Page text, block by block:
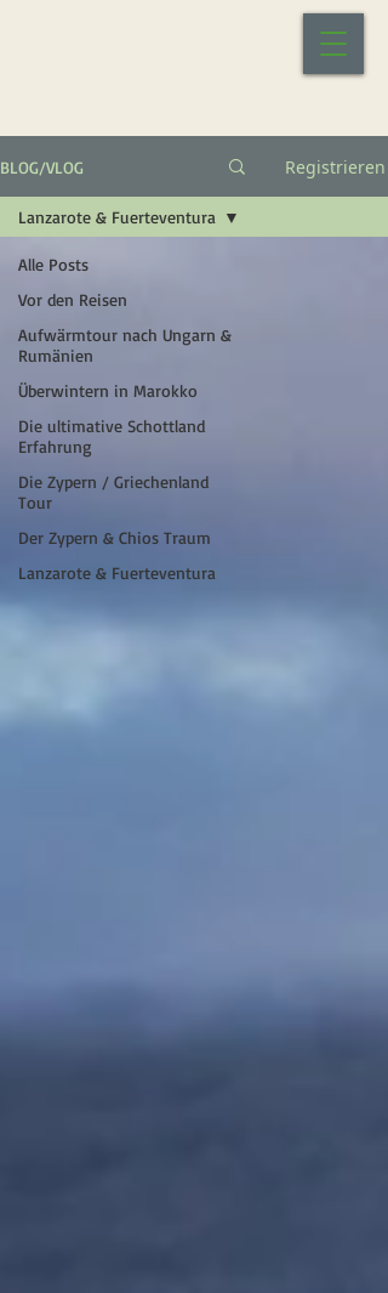
BLOG/VLOG Registrieren
Alle Posts
Vor den Reisen
Aufwärmtour nach Ungarn &
Rumänien
Überwintern in Marokko
Die ultimative Schottland
Erfahrung
Die Zypern / Griechenland
Tour
Der Zypern & Chios Traum
Lanzarote & Fuerteventura
Lanzarote & Fuerteventura